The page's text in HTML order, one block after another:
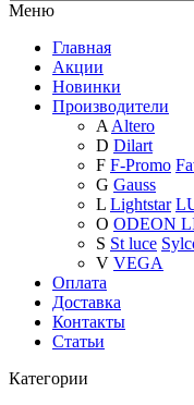
Меню
Главная
Акции
Новинки
Производители
AAltero
D Dilart
F F-Promo
G Gauss
L Lightstar
O ODEON
S St luce
V VEGA
Оплата
Доставка
Контакты
Статьи
Категории